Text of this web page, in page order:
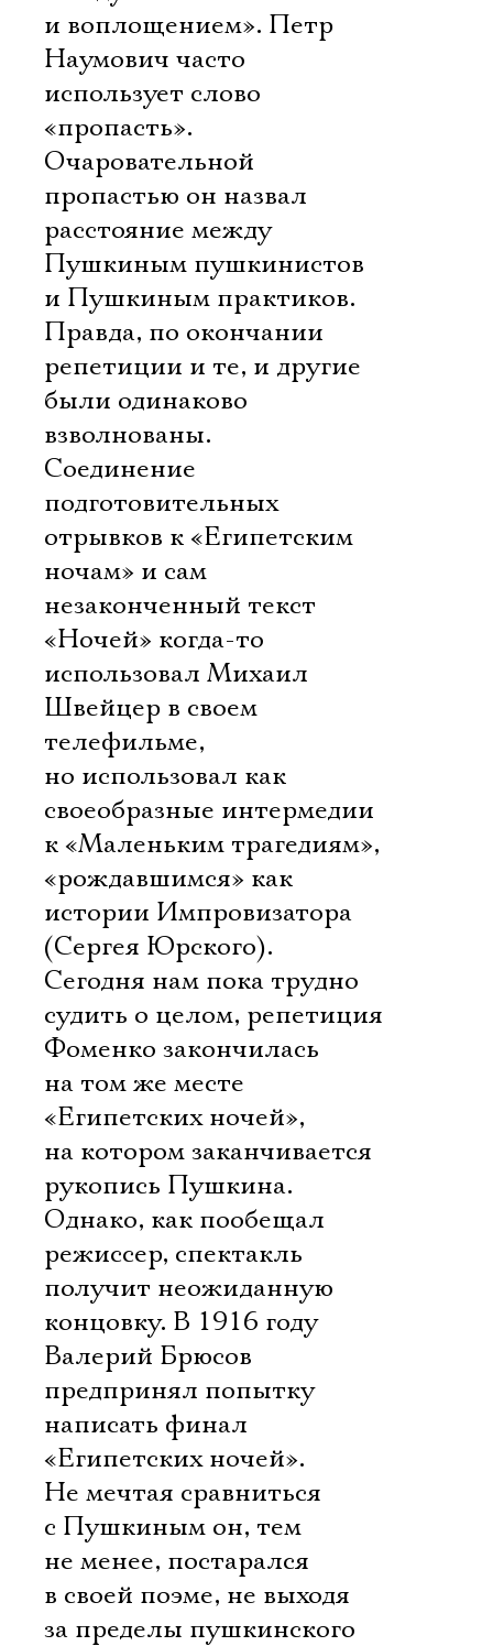
и воплощением». Петр
Наумович часто
использует слово
«пропасть».
Очаровательной
пропастью он назвал
расстояние между
Пушкиным пушкинистов
и Пушкиным практиков.
Правда, по окончании
репетиции и те, и другие
были одинаково
взволнованы.
Соединение
подготовительных
отрывков к «Египетским
ночам» и сам
незаконченный текст
«Ночей» когда-то
использовал Михаил
Швейцер в своем
телефильме,
но использовал как
своеобразные интермедии
к «Маленьким трагедиям»,
«рождавшимся» как
истории Импровизатора
(Сергея Юрского).
Сегодня нам пока трудно
судить о целом, репетиция
Фоменко закончилась
на том же месте
«Египетских ночей»,
на котором заканчивается
рукопись Пушкина.
Однако, как пообещал
режиссер, спектакль
получит неожиданную
концовку. В 1916 году
Валерий Брюсов
предпринял попытку
написать финал
«Египетских ночей».
Не мечтая сравниться
с Пушкиным он, тем
не менее, постарался
в своей поэме, не выходя
за пределы пушкинского